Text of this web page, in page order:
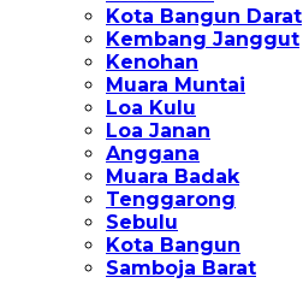
Kota Bangun Darat
Kembang Janggut
Kenohan
Muara Muntai
Loa Kulu
Loa Janan
Anggana
Muara Badak
Tenggarong
Sebulu
Kota Bangun
Samboja Barat